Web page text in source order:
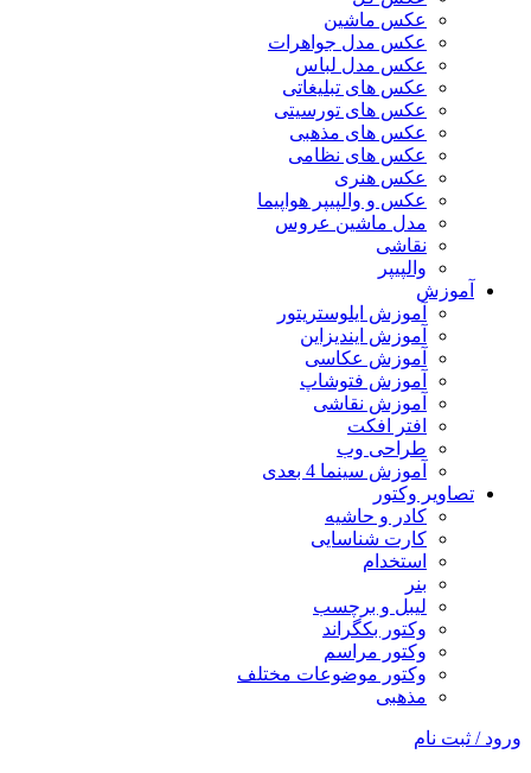
عکس ماشین
عکس مدل جواهرات
عکس مدل لباس
عکس های تبلیغاتی
عکس های تورسیتی
عکس های مذهبی
عکس های نظامی
عکس هنری
عکس و والپیپر هواپیما
مدل ماشین عروس
نقاشی
والپیپر
آموزش
آموزش ایلوستریتور
آموزش ایندیزاین
آموزش عکاسی
آموزش فتوشاپ
آموزش نقاشی
افتر افکت
طراحی وب
آموزش سینما 4 بعدی
تصاویر وکتور
کادر و حاشیه
کارت شناسایی
استخدام
بنر
لیبل و برچسب
وکتور بکگراند
وکتور مراسم
وکتور موضوعات مختلف
مذهبی
ورود / ثبت نام